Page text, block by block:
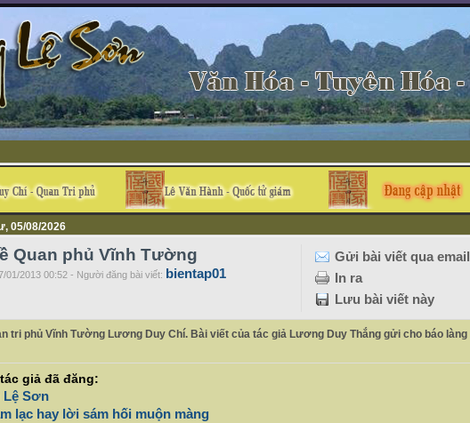
05/08/2026
Gửi bài viết qua email
In ra
Lưu bài viết này
Quan phủ Vĩnh Tường
01/2013 00:52 - Người đăng bài viết: bientap01
tri phủ Vĩnh Tường Lương Duy Chí. Bài viết của tác giả Lương Duy Thắng gửi cho báo làng
giả đã đăng:
Lệ Sơn
lạc hay lời sám hối muộn màng